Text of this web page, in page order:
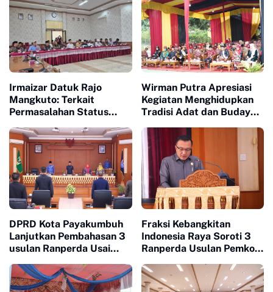
Irmaizar Datuk Rajo
Mangkuto: Terkait
Permasalahan Status
Pembangunan Pusat
Pasar Payakumbuh, DPRD
Siap Memfasilitasi Pihak
Terkait Untuk Duduk Satu
Meja Mencari Jalan
Terbaik
Wirman Putra Apresiasi
Kegiatan Menghidupkan
Tradisi Adat dan Budaya
DPRD Kota Payakumbuh
Lanjutkan Pembahasan 3
usulan Ranperda Usai
Walikota Atas Pandangan
Fraksi fraksi
Fraksi Kebangkitan
Indonesia Raya Soroti 3
Ranperda Usulan Pemko